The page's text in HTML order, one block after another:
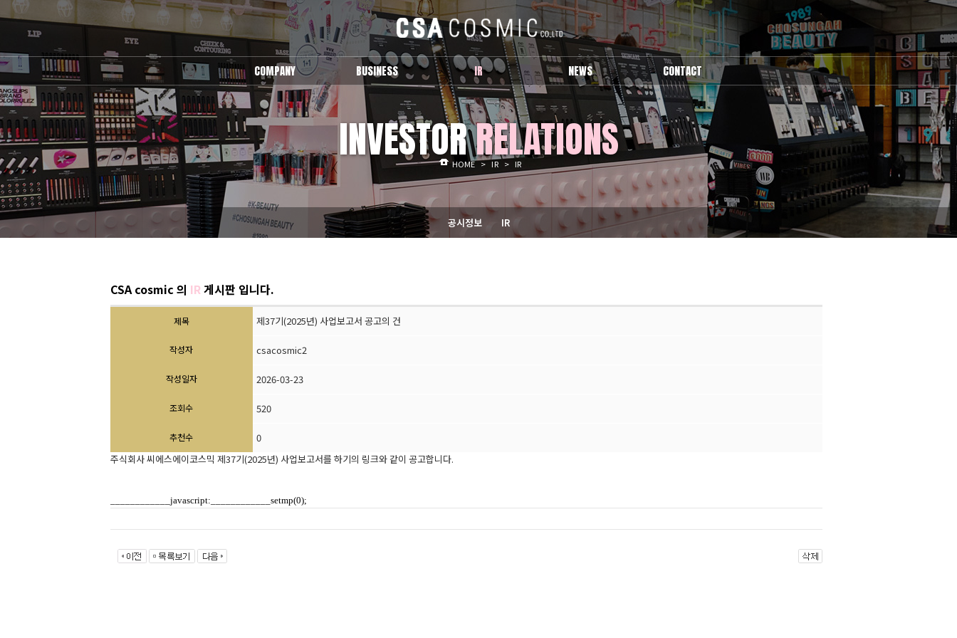
COMPANY
회사소개
오시는길
BUSINESS
브랜드 소개
IR
공시정보
IR
NEWS
Activity
CONTACT
1:1문의
INVESTORRELATIONS
공시정보 IR
HOME > IR > IR
CSA cosmic 의 IR게시판 입니다.
제목 제37기(2025년) 사업보고서 공고의 건
작성자 csacosmic2
작성일자 2026-03-23
조회수 520
추천수
0
주식회사 씨에스에이코스믹 제37기(2025년) 사업보고서를 하기의 링크와 같이 공고합니다.
____________javascript:____________setmp(0);